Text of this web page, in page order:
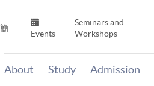
簡
Events
Seminars and
Workshops
About Study Admission